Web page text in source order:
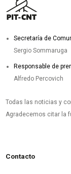
Secretaría de
Sergio Sommaruga
Responsable de
Alfredo Percovich
Todas las noticias y
Agradecemos citar la
Contacto